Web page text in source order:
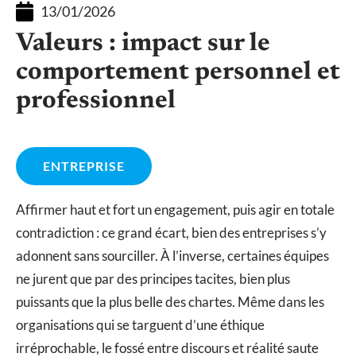
13/01/2026
Valeurs : impact sur le
comportement personnel et
professionnel
ENTREPRISE
Affirmer haut et fort un engagement, puis agir en totale
contradiction : ce grand écart, bien des entreprises s’y
adonnent sans sourciller. À l’inverse, certaines équipes
ne jurent que par des principes tacites, bien plus
puissants que la plus belle des chartes. Même dans les
organisations qui se targuent d’une éthique
irréprochable, le fossé entre discours et réalité saute